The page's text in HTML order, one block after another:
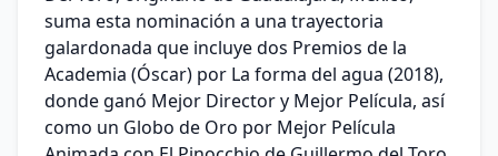
suma esta nominación a una trayectoria
galardonada que incluye dos Premios de la
Academia (Óscar) por La forma del agua (2018),
donde ganó Mejor Director y Mejor Película, así
como un Globo de Oro por Mejor Película